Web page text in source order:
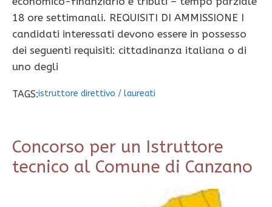
18 ore settimanali. REQUISITI DI AMMISSIONE I
candidati interessati devono essere in possesso
dei seguenti requisiti: cittadinanza italiana o di
uno degli
TAGS:istruttore direttivo / laureati
Concorso per un Istruttore
tecnico al Comune di Canzano